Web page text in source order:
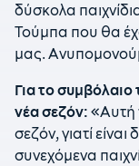
δύσκολα
Τούμπα που θα
μας.
Για το συμβόλαιο
νέα σεζόν: «Αυτή
σεζόν, γιατί
συνεχόμενα